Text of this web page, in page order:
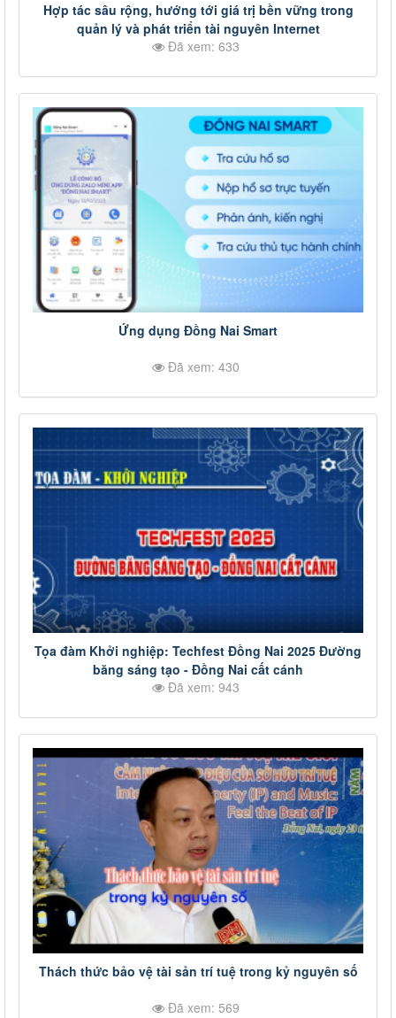
Hợp tác sâu rộng, hướng tới giá trị bền vững trong
quản lý và phát triển tài nguyên Internet
Đã xem: 633
Ứng dụng Đồng Nai Smart
Đã xem: 430
Tọa đàm Khởi nghiệp: Techfest Đồng Nai 2025 Đường
băng sáng tạo - Đồng Nai cất cánh
Đã xem: 943
Thách thức bảo vệ tài sản trí tuệ trong kỷ nguyên số
Đã xem: 569